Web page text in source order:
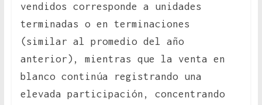
vendidos corresponde a unidades
terminadas o en terminaciones
(similar al promedio del año
anterior), mientras que la venta en
blanco continúa registrando una
elevada participación, concentrando